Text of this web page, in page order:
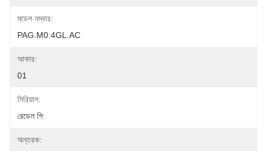
মডেল নম্বার:
PAG.M0.4GL.AC
আকার:
01
সিরিয়াল:
রেডেল পি
অন্তরক: